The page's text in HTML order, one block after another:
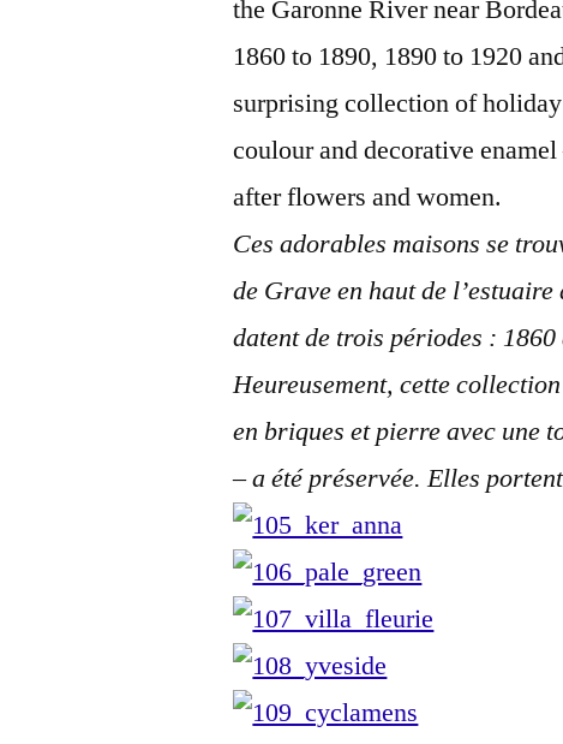
the Garonne River near
1860 to 1890, 1890 to 1920
surprising collection of
coulour and decorative
after flowers and women.
Ces adorables maisons se
de Grave en haut de
datent de trois périodes :
Heureusement, cette
en briques et pierre avec une
– a été préservée. Elles